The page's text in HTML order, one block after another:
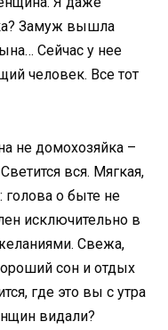
Замуж вышла
Сейчас у нее
человек. Все тот
не домохозяйка –
вся. Мягкая,
голова о быте не
исключительно в
Свежа,
сон и отдых
где это вы с утра
видали?